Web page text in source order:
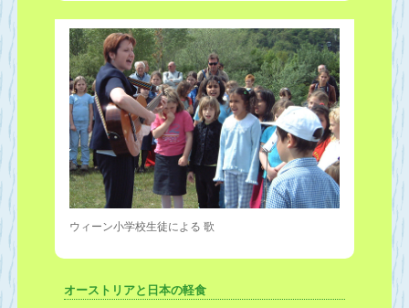
ウィーン小学校生徒による 歌
オーストリアと日本の軽食